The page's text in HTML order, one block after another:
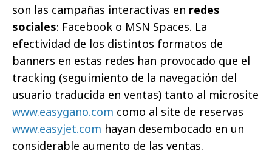
son las campañas interactivas en redes
sociales: Facebook o MSN Spaces. La
efectividad de los distintos formatos de
banners en estas redes han provocado que el
tracking (seguimiento de la navegación del
usuario traducida en ventas) tanto al microsite
www.easygano.com como al site de reservas
www.easyjet.com hayan desembocado en un
considerable aumento de las ventas.